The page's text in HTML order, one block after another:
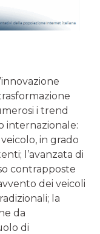
i trend
internazionale:
in grado
l’avanzata di
contrapposte
dei veicoli
la
da
di